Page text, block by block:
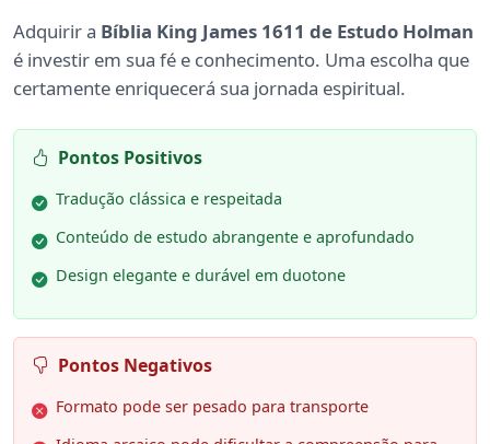
Adquirir a Bíblia King James 1611 de Estudo Holman
é investir em sua fé e conhecimento. Uma escolha que
certamente enriquecerá sua jornada espiritual.
Pontos Positivos
Tradução clássica e respeitada
Conteúdo de estudo abrangente e aprofundado
Design elegante e durável em duotone
Pontos Negativos
Formato pode ser pesado para transporte